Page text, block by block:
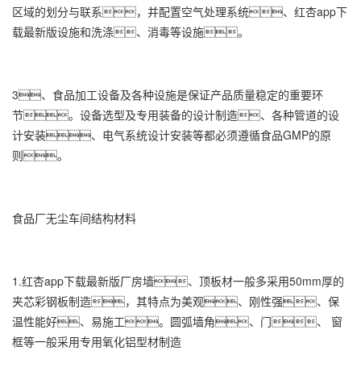
区域的划分与联系，并配置空气处理系统、红杏app下
载最新版设施和洗涤、消毒等设施。
3、食品加工设备及各种设施是保证产品质量稳定的重要环
节。设备选型及专用装备的设计制造、各种管道的设
计安装、电气系统设计安装等都必须遵循食品GMP的原
则。
食品厂无尘车间结构材料
1.红杏app下载最新版厂房墙、顶板材一般多采用50mm厚的
夹芯彩钢板制造，其特点为美观、刚性强、保
温性能好、易施工。圆弧墙角、门、 窗
框等一般采用专用氧化铝型材制造